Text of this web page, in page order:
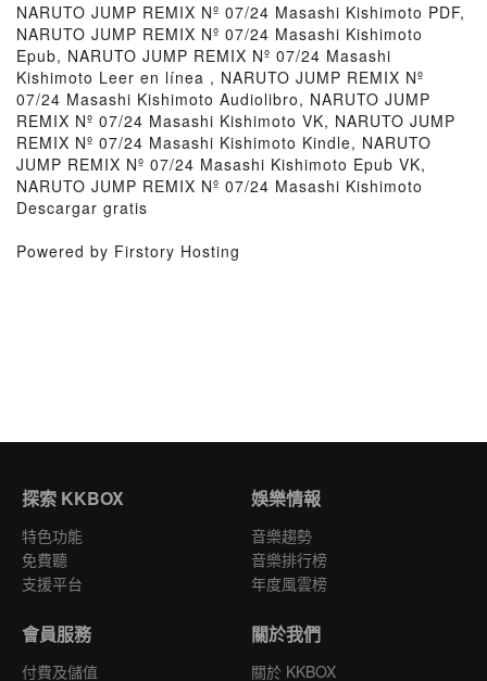
NARUTO JUMP REMIX Nº 07/24 Masashi Kishimoto PDF,
NARUTO JUMP REMIX Nº 07/24 Masashi Kishimoto
Epub, NARUTO JUMP REMIX Nº 07/24 Masashi
Kishimoto Leer en línea , NARUTO JUMP REMIX Nº
07/24 Masashi Kishimoto Audiolibro, NARUTO JUMP
REMIX Nº 07/24 Masashi Kishimoto VK, NARUTO JUMP
REMIX Nº 07/24 Masashi Kishimoto Kindle, NARUTO
JUMP REMIX Nº 07/24 Masashi Kishimoto Epub VK,
NARUTO JUMP REMIX Nº 07/24 Masashi Kishimoto
Descargar gratis
Powered by Firstory Hosting
探索 KKBOX
特色功能
免費聽
支援平台
娛樂情報
音樂趨勢
音樂排行榜
年度風雲榜
會員服務
付費及儲值
關於我們
關於 KKBOX